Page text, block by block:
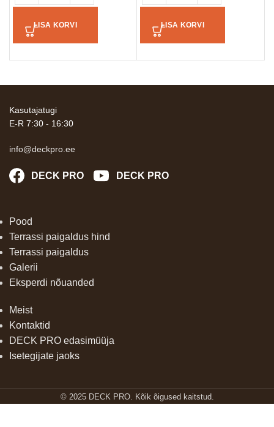
LISA KORVI LISA KORVI
Kasutajatugi
E-R 7:30 - 16:30
info@deckpro.ee
DECK PRO DECK PRO
Pood
Terrassi paigaldus hind
Terrassi paigaldus
Galerii
Eksperdi nõuanded
Meist
Kontaktid
DECK PRO edasimüüja
Isetegijate jaoks